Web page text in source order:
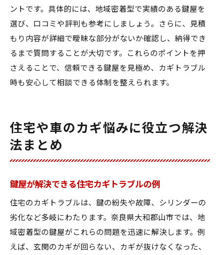
ントです。具体的には、地域密着型で実績のある鍵屋を
選び、口コミや評判も参考にしましょう。さらに、見積
もり内容が詳細で曖昧な部分がないか確認し、納得でき
るまで質問することが大切です。これらのポイントを押
さえることで、信頼できる鍵屋を見極め、カギトラブル
時も安心して相談できる体制を整えられます。
住宅や車のカギ悩みに役立つ解決
法まとめ
鍵屋が解決できる住宅カギトラブルの例
住宅のカギトラブルは、鍵の紛失や故障、シリンダーの
劣化など多岐にわたります。奈良県大和郡山市では、地
域密着型の鍵屋がこれらの問題を迅速に解決します。例
えば、玄関のカギが回らない、カギが抜けなくなった、